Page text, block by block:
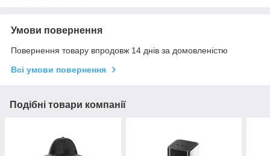
Умови повернення
Повернення товару впродовж 14 днів за домовленістю
Всі умови повернення
Подібні товари компанії